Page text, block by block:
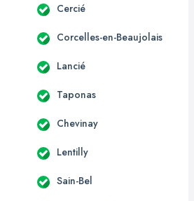
Cercié
Corcelles-en-Beaujolais
Lancié
Taponas
Chevinay
Lentilly
Sain-Bel